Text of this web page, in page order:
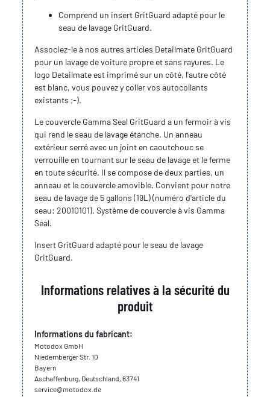
Comprend un insert GritGuard adapté pour le
seau de lavage GritGuard.
Associez-le à nos autres articles Detailmate GritGuard
pour un lavage de voiture propre et sans rayures. Le
logo Detailmate est imprimé sur un côté, l'autre côté
est blanc, vous pouvez y coller vos autocollants
existants ;-).
Le couvercle Gamma Seal GritGuard a un fermoir à vis
qui rend le seau de lavage étanche. Un anneau
extérieur serré avec un joint en caoutchouc se
verrouille en tournant sur le seau de lavage et le ferme
en toute sécurité. Il se compose de deux parties, un
anneau et le couvercle amovible. Convient pour notre
seau de lavage de 5 gallons (19L) (numéro d'article du
seau: 20010101). Système de couvercle à vis Gamma
Seal.
Insert GritGuard adapté pour le seau de lavage
GritGuard.
Informations relatives à la sécurité du
produit
Informations du fabricant:
Motodox GmbH
Niedernberger Str. 10
Bayern
Aschaffenburg, Deutschland, 63741
service@motodox.de